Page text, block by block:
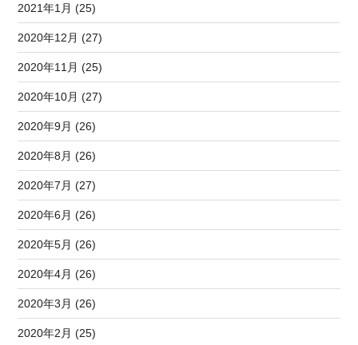
2021年1月 (25)
2020年12月 (27)
2020年11月 (25)
2020年10月 (27)
2020年9月 (26)
2020年8月 (26)
2020年7月 (27)
2020年6月 (26)
2020年5月 (26)
2020年4月 (26)
2020年3月 (26)
2020年2月 (25)